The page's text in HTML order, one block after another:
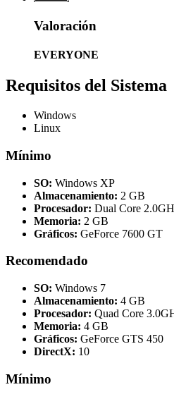
Valoración
EVERYONE
Requisitos del Sistema
Windows
Linux
Mínimo
SO: Windows XP
Almacenamiento: 2 GB
Procesador: Dual Core
Memoria: 2 GB
Gráficos: GeForce 7600 GT
Recomendado
SO: Windows 7
Almacenamiento: 4 GB
Procesador: Quad Core
Memoria: 4 GB
Gráficos: GeForce GTS 450
DirectX: 10
Mínimo